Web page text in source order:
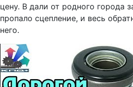
цену. В дали от родного города
пропало сцепление, и весь
него.